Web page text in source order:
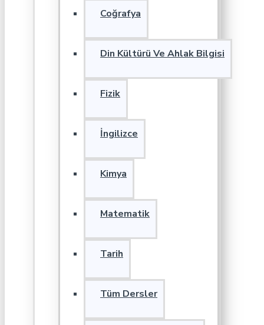
Coğrafya
Din Kültürü Ve Ahlak Bilgisi
Fizik
İngilizce
Kimya
Matematik
Tarih
Tüm Dersler